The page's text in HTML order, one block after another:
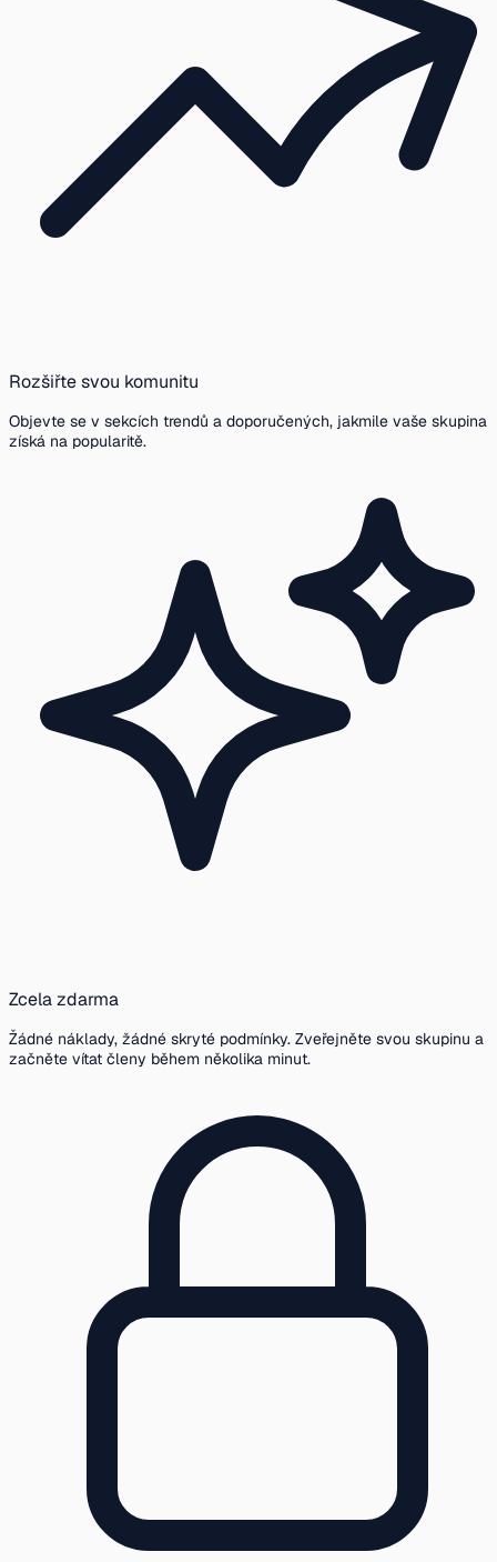
Rozšiřte svou komunitu
Objevte se v sekcích trendů a doporučených, jakmile vaše skupina
získá na popularitě.
Zcela zdarma
Žádné náklady, žádné skryté podmínky. Zveřejněte svou skupinu a
začněte vítat členy během několika minut.